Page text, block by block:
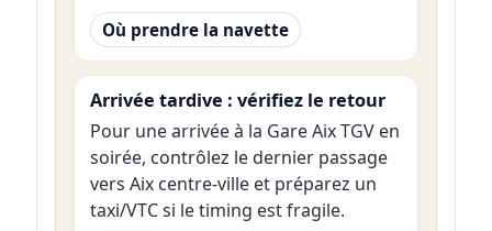
Où prendre la navette
Arrivée tardive : vérifiez le retour
Pour une arrivée à la Gare Aix TGV en
soirée, contrôlez le dernier passage
vers Aix centre-ville et préparez un
taxi/VTC si le timing est fragile.